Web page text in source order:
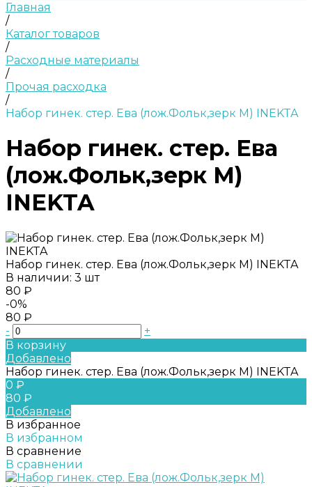
Главная
/
Каталог товаров
/
Расходные материалы
/
Прочая расходка
/
Набор гинек. стер. Ева (лож.Фольк,зерк M) INEKTA
Набор гинек. стер. Ева
(лож.Фольк,зерк M)
INEKTA
Набор гинек. стер. Ева (лож.Фольк,зерк M) INEKTA
В наличии: 3 шт
80 ₽
-0%
80 ₽
-
+
В корзину
Добавлено
Набор гинек. стер. Ева (лож.Фольк,зерк M) INEKTA
0 ₽
80 ₽
Добавлено
В избранное
В избранном
В сравнение
В сравнении